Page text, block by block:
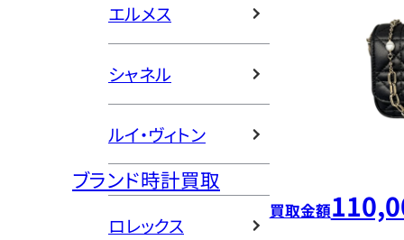
エルメス
シャネル
ルイ・ヴィトン
ブランド時計買取
ロレックス
買取金額